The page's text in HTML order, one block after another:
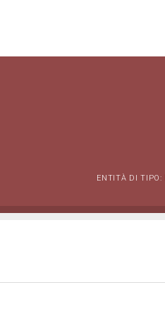
ENTITÀ DI TIPO: